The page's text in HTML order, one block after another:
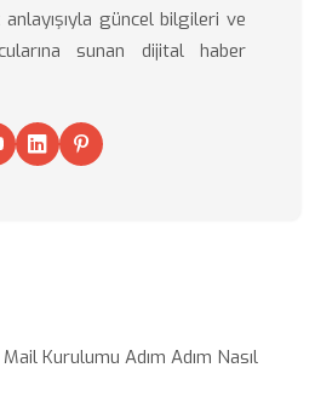
güncel bilgileri ve
sunan dijital haber
Kurulumu Adım Adım Nasıl